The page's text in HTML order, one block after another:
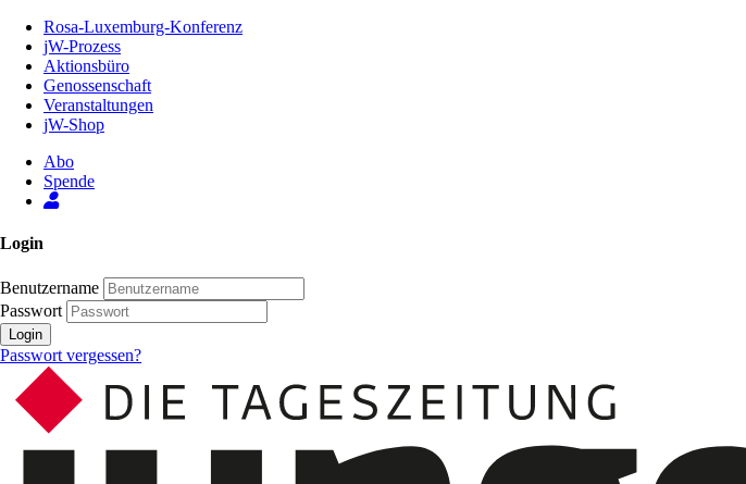
Inhalt
Seite
Rosa-Luxemburg-Konferenz
jW-Prozess
Aktionsbüro
Genossenschaft
Veranstaltungen
jW-Shop
Abo
Spende
Login
Benutzername
Passwort
Login
Passwort vergessen?